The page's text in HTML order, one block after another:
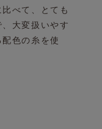
べて、とても
大変扱いやす
色の糸を使